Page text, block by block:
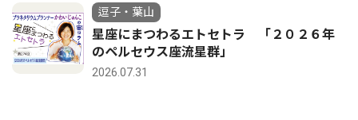
逗子・葉山
星座にまつわるエトセトラ 「２０２６年
のペルセウス座流星群」
2026.07.31